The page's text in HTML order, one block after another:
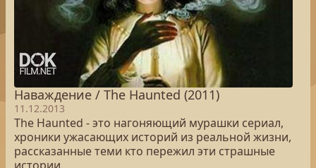
Наваждение / The Haunted (2011)
11.12.2013
The Haunted - это нагоняющий мурашки сериал,
хроники ужасающих историй из реальной жизни,
рассказанные теми кто пережил эти страшные